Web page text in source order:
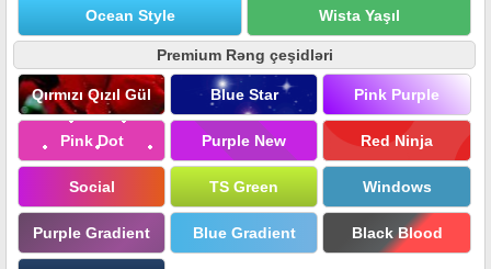
Ocean Style Wista Yaşıl
Premium Rəng çeşidləri
Qırmızı Qızıl Gül Blue Star Pink Purple
Pink Dot Purple New Red Ninja
Social TS Green Windows
Purple Gradient Blue Gradient Black Blood